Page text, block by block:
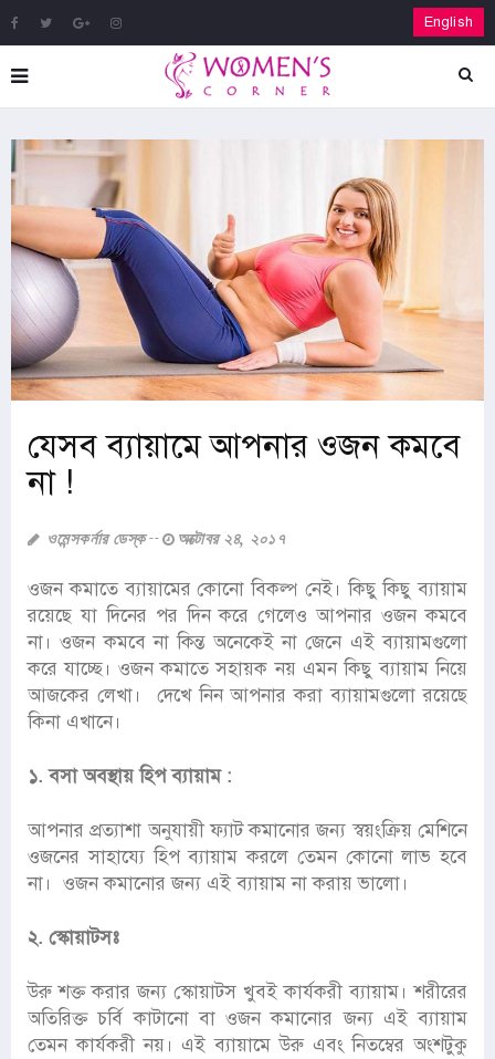
English
যেসব ব্যায়ামে আপনার ওজন কমবে
না !
ওমেন্সকর্নার ডেস্ক অক্টোবর ২৪, ২০১৭
ওজন কমাতে ব্যায়ামের কোনো বিকল্প নেই। কিছু কিছু ব্যায়াম
রয়েছে যা দিনের পর দিন করে গেলেও আপনার ওজন কমবে
না। ওজন কমবে না কিন্ত অনেকেই না জেনে এই ব্যায়ামগুলো
করে যাচ্ছে। ওজন কমাতে সহায়ক নয় এমন কিছু ব্যায়াম নিয়ে
আজকের লেখা। দেখে নিন আপনার করা ব্যায়ামগুলো রয়েছে
কিনা এখানে।
১. বসা অবস্থায় হিপ ব্যায়াম :
আপনার প্রত্যাশা অনুযায়ী ফ্যাট কমানোর জন্য স্বয়ংক্রিয় মেশিনে
ওজনের সাহায্যে হিপ ব্যায়াম করলে তেমন কোনো লাভ হবে
না। ওজন কমানোর জন্য এই ব্যায়াম না করায় ভালো।
২. স্কোয়াটসঃ
উরু শক্ত করার জন্য স্কোয়াটস খুবই কার্যকরী ব্যায়াম। শরীরের
অতিরিক্ত চর্বি কাটানো বা ওজন কমানোর জন্য এই ব্যায়াম
তেমন কার্যকরী নয়। এই ব্যায়ামে উরু এবং নিতম্বের অংশটুকু